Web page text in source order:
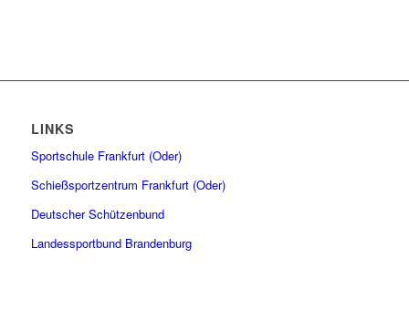
LINKS
Sportschule Frankfurt (Oder)
Schießsportzentrum Frankfurt (Oder)
Deutscher Schützenbund
Landessportbund Brandenburg